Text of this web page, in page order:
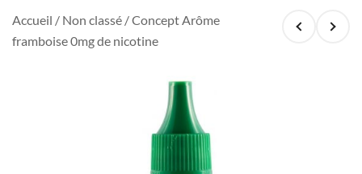
Accueil / Non classé / Concept Arôme
framboise 0mg de nicotine